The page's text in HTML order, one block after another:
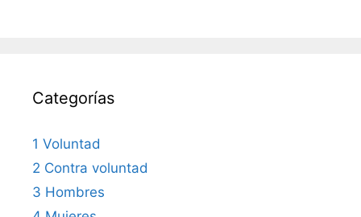
Categorías
1 Voluntad
2 Contra voluntad
3 Hombres